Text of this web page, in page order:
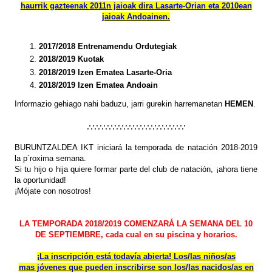
haurrik gazteenak 2011n jaioak dira Lasarte-Orian eta 2010ean
jaioak Andoainen.
2017/2018 Entrenamendu Ordutegiak
2018/2019 Kuotak
2018/2019 Izen Ematea Lasarte-Oria
2018/2019 Izen Ematea Andoain
Informazio gehiago nahi baduzu, jarri gurekin harremanetan HEMEN .
.·.·.·.·.·.·.·.·.·.·.·.·.·.·.·.·.·.·.·.·.·.·.·.·.·.·.·
BURUNTZALDEA IKT iniciará la temporada de natación 2018-2019
la p´roxima semana.
Si tu hijo o hija quiere formar parte del club de natación, ¡ahora tiene
la oportunidad!
¡Mójate con nosotros!
LA TEMPORADA 2018/2019 COMENZARÁ LA SEMANA DEL 10
DE SEPTIEMBRE, cada cual en su piscina y horarios.
¡La inscripción está todavía abierta! Los/las niños/as
mas jóvenes que pueden inscribirse son los/las nacidos/as en